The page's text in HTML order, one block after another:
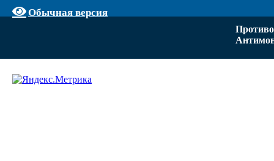
Обычная версия